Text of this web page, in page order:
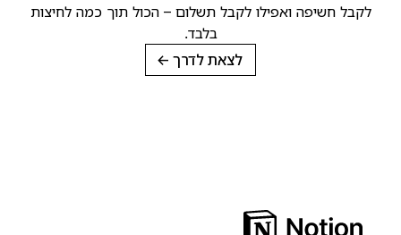
לקבל חשיפה ואפילו לקבל תשלום – הכול תוך כמה לחיצות
בלבד.
לצאת לדרך→